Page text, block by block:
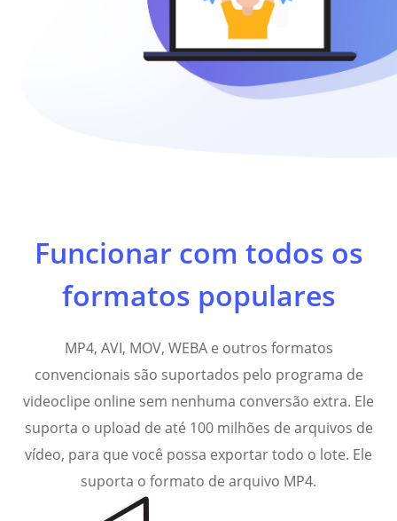
Funcionar com todos os
formatos populares
MP4, AVI, MOV, WEBA e outros formatos
convencionais são suportados pelo programa de
videoclipe online sem nenhuma conversão extra. Ele
suporta o upload de até 100 milhões de arquivos de
vídeo, para que você possa exportar todo o lote. Ele
suporta o formato de arquivo MP4.